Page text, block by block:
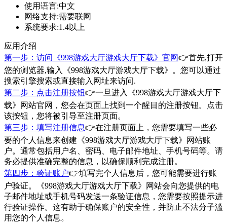
使用语言:中文
网络支持:需要联网
系统要求:1.4以上
应用介绍
第一步：访问《998游戏大厅游戏大厅下载》官网👉首先,打开
您的浏览器,输入《998游戏大厅游戏大厅下载》。您可以通过
搜索引擎搜索或直接输入网址来访问.
第二步：点击注册按钮👉一旦进入《998游戏大厅游戏大厅下
载》网站官网，您会在页面上找到一个醒目的注册按钮。点击
该按钮，您将被引导至注册页面。
第三步：填写注册信息👉在注册页面上，您需要填写一些必
要的个人信息来创建《998游戏大厅游戏大厅下载》网站账
户。通常包括用户名、密码、电子邮件地址、手机号码等。请
务必提供准确完整的信息，以确保顺利完成注册。
第四步：验证账户👉填写完个人信息后，您可能需要进行账
户验证。《998游戏大厅游戏大厅下载》网站会向您提供的电
子邮件地址或手机号码发送一条验证信息，您需要按照提示进
行验证操作。这有助于确保账户的安全性，并防止不法分子滥
用您的个人信息。